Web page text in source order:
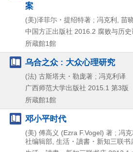
案
(美)泽菲尓・提绍特著 ; 冯克利, 苗
中国方正出版社 2016.2 腐败与历
所蔵館1館
乌合之众 : 大众心理研究
(法) 古斯塔夫・勒庞著 ; 冯克利译
广西师范大学出版社 2015.1 第3版
所蔵館1館
邓小平时代
(美) 傅高义 (Ezra F.Vogel) 著 ; 冯
社编辑部, 生活・讀書・新知三联书